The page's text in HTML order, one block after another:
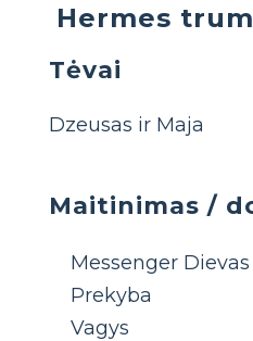
Hermes
Tėvai
Dzeusas ir Maja
Maitinimas /
Messenger Dievas
Prekyba
Vagys